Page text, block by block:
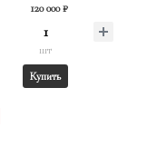
120 000 ₽
шт
Купить